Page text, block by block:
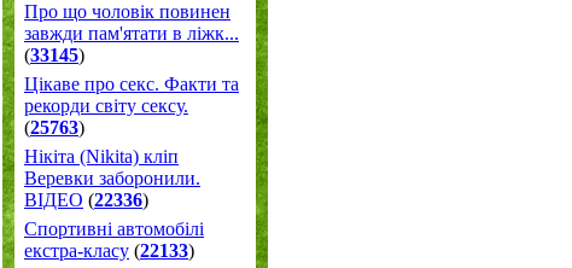
Про що чоловік повинен
завжди пам'ятати в ліжк...
(33145)
Цікаве про секс. Факти та
рекорди світу сексу.
(25763)
Нікіта (Nikita) кліп
Веревки заборонили.
ВІДЕО (22336)
Спортивні автомобілі
екстра-класу (22133)